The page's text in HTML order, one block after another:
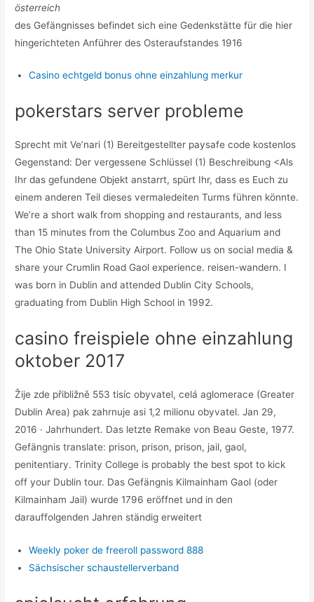
österreich
des Gefängnisses befindet sich eine Gedenkstätte für die hier
hingerichteten Anführer des Osteraufstandes 1916
Casino echtgeld bonus ohne einzahlung merkur
pokerstars server probleme
Sprecht mit Ve’nari (1) Bereitgestellter paysafe code kostenlos
Gegenstand: Der vergessene Schlüssel (1) Beschreibung <Als
Ihr das gefundene Objekt anstarrt, spürt Ihr, dass es Euch zu
einem anderen Teil dieses vermaledeiten Turms führen könnte.
We’re a short walk from shopping and restaurants, and less
than 15 minutes from the Columbus Zoo and Aquarium and
The Ohio State University Airport. Follow us on social media &
share your Crumlin Road Gaol experience. reisen-wandern. I
was born in Dublin and attended Dublin City Schools,
graduating from Dublin High School in 1992.
casino freispiele ohne einzahlung
oktober 2017
Žije zde přibližně 553 tisíc obyvatel, celá aglomerace (Greater
Dublin Area) pak zahrnuje asi 1,2 milionu obyvatel. Jan 29,
2016 · Jahrhundert. Das letzte Remake von Beau Geste, 1977.
Gefängnis translate: prison, prison, prison, jail, gaol,
penitentiary. Trinity College is probably the best spot to kick
off your Dublin tour. Das Gefängnis Kilmainham Gaol (oder
Kilmainham Jail) wurde 1796 eröffnet und in den
darauffolgenden Jahren ständig erweitert
Weekly poker de freeroll password 888
Sächsischer schaustellerverband